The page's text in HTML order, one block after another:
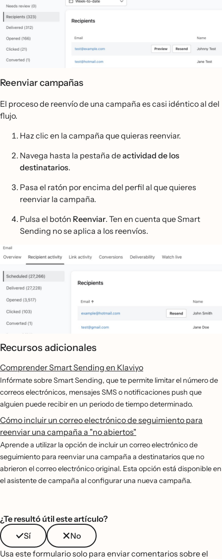
Reenviar campañas
El proceso de reenvío de una campaña es casi idéntico al del
flujo.
Haz clic en la campaña que quieras reenviar.
Navega hasta la pestaña deactividad de los
destinatarios.
Pasa el ratón por encima del perfil al que quieres
reenviar la campaña.
Pulsa el botón Reenviar. Ten en cuenta que Smart
Sending no se aplica a los reenvíos.
Recursos adicionales
Comprender Smart Sending en Klaviyo
Infórmate sobre Smart Sending, que te permite limitar el número de
correos electrónicos, mensajes SMS o notificaciones push que
alguien puede recibir en un periodo de tiempo determinado.
Cómo incluir un correo electrónico de seguimiento para
reenviar una campaña a "no abiertos"
Aprende a utilizar la opción de incluir un correo electrónico de
seguimiento para reenviar una campaña a destinatarios que no
abrieron el correo electrónico original. Esta opción está disponible en
el asistente de campaña al configurar una nueva campaña.
¿Te resultó útil este artículo?
Sí
No
Usa este formulario solo para enviar comentarios sobre el